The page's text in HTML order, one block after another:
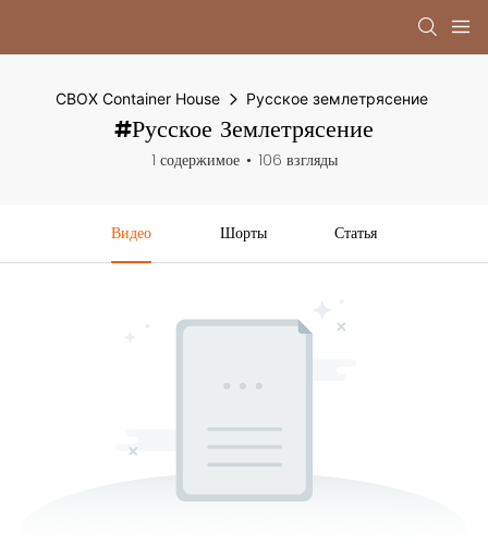
CBOX Container House Русское землетрясение
#Русское Землетрясение
1 содержимое 106 взгляды
Видео Шорты Статья